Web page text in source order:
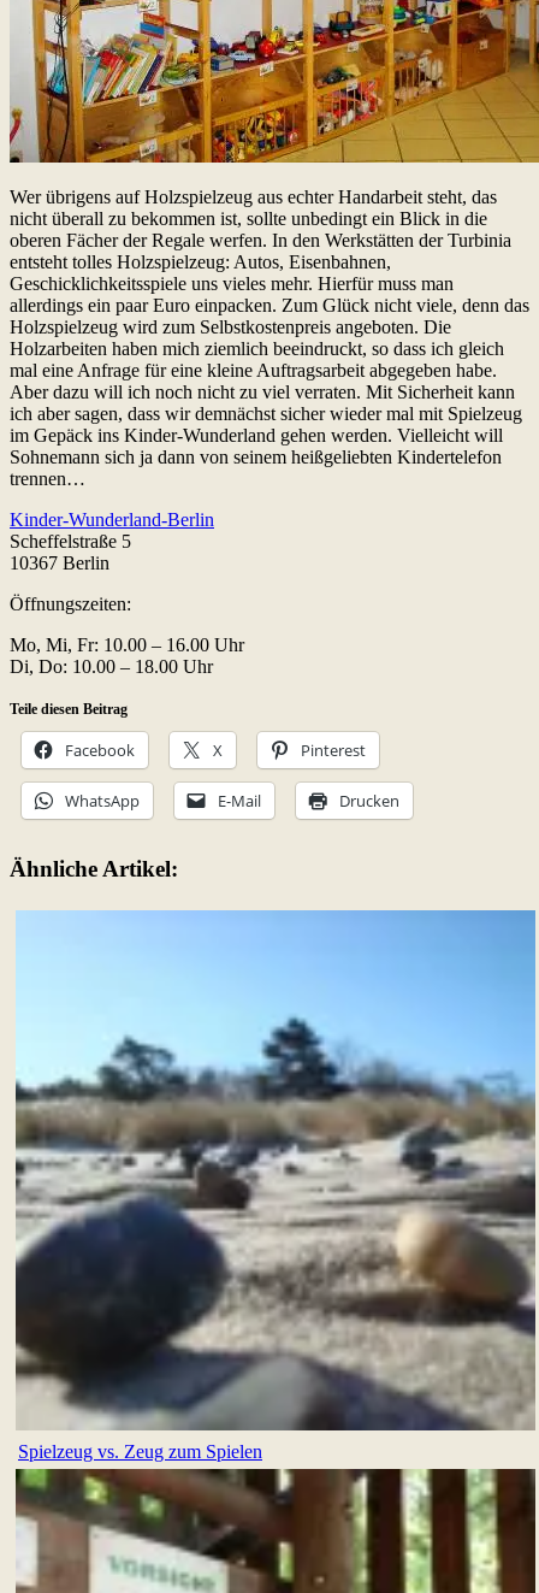
Wer übrigens auf Holzspielzeug aus echter Handarbeit steht, das
nicht überall zu bekommen ist, sollte unbedingt ein Blick in die
oberen Fächer der Regale werfen. In den Werkstätten der Turbinia
entsteht tolles Holzspielzeug: Autos, Eisenbahnen,
Geschicklichkeitsspiele uns vieles mehr. Hierfür muss man
allerdings ein paar Euro einpacken. Zum Glück nicht viele, denn das
Holzspielzeug wird zum Selbstkostenpreis angeboten. Die
Holzarbeiten haben mich ziemlich beeindruckt, so dass ich gleich
mal eine Anfrage für eine kleine Auftragsarbeit abgegeben habe.
Aber dazu will ich noch nicht zu viel verraten. Mit Sicherheit kann
ich aber sagen, dass wir demnächst sicher wieder mal mit Spielzeug
im Gepäck ins Kinder-Wunderland gehen werden. Vielleicht will
Sohnemann sich ja dann von seinem heißgeliebten Kindertelefon
trennen…
Kinder-Wunderland-Berlin
Scheffelstraße 5
10367 Berlin
Öffnungszeiten:
Mo, Mi, Fr: 10.00 – 16.00 Uhr
Di, Do: 10.00 – 18.00 Uhr
Teile diesen Beitrag
Facebook X Pinterest
WhatsApp E-Mail Drucken
Ähnliche Artikel:
Spielzeug vs. Zeug zum Spielen